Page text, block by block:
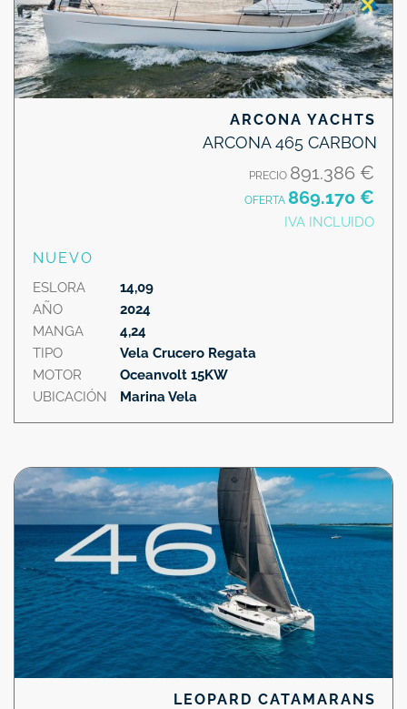
ARCONA YACHTS
ARCONA 465 CARBON
PRECIO 891.386 €
OFERTA 869.170 €
IVA INCLUIDO
NUEVO
ESLORA
AÑO
MANGA
TIPO
MOTOR
UBICACIÓN
14,09
2024
4,24
Vela Crucero Regata
Oceanvolt 15KW
Marina Vela
LEOPARD CATAMARANS